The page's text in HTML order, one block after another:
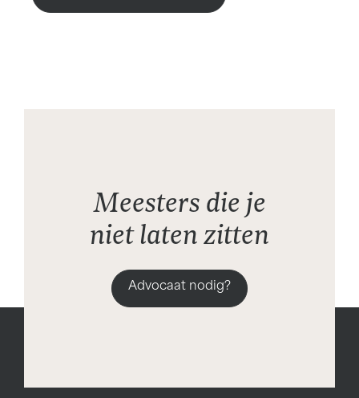
Meesters die je
niet laten zitten
Advocaat nodig?